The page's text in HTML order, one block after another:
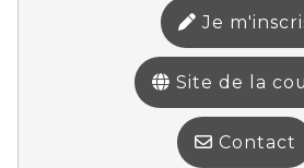
Je
Site de la
Contact